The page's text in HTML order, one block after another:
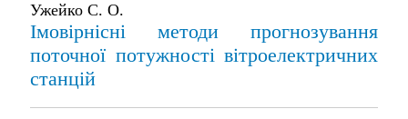
Ужейко С. О.
Імовірнісні методи прогнозування
поточної потужності вітроелектричних
станцій